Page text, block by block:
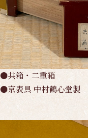
●共箱・二重箱
●京表具 中村鶴心堂製